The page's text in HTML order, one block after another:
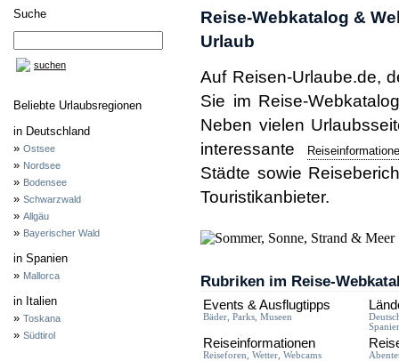
Suche
suchen
Beliebte Urlaubsregionen
in Deutschland
» Ostsee
» Nordsee
» Bodensee
» Schwarzwald
» Allgäu
» Bayerischer Wald
in Spanien
» Mallorca
in Italien
» Toskana
» Südtirol
Reise-Webkatalog &
Urlaub
Auf Reisen-Urlaube.de,
Sie im Reise-
Neben vielen
interessante
Städte sowie
Touristikanbieter.
Rubriken im Reise-
Events & Ausflugtipps
Bäder, Parks, Museen
Reiseinformationen
Reiseforen, Wetter, Webcams